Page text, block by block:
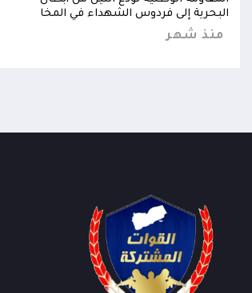
البحرية إلى فردوس الشهداء في المخا
منذ شهر